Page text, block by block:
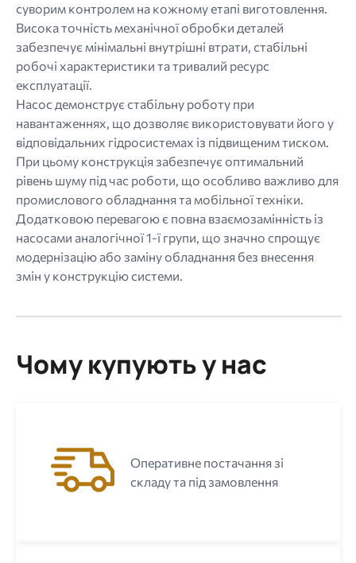
суворим контролем на кожному етапі виготовлення.
Висока точність механічної обробки деталей
забезпечує мінімальні внутрішні втрати, стабільні
робочі характеристики та тривалий ресурс
експлуатації.
Насос демонструє стабільну роботу при
навантаженнях, що дозволяє використовувати його у
відповідальних гідросистемах із підвищеним тиском.
При цьому конструкція забезпечує оптимальний
рівень шуму під час роботи, що особливо важливо для
промислового обладнання та мобільної техніки.
Додатковою перевагою є повна взаємозамінність із
насосами аналогічної 1-ї групи, що значно спрощує
модернізацію або заміну обладнання без внесення
змін у конструкцію системи.
Чому купують у нас
Оперативне постачання зі
складу та під замовлення